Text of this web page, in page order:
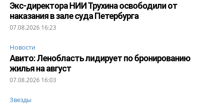
Экс-директора НИИ Трухина освободили от
наказания в зале суда Петербурга
07.08.2026 16:23
Новости
Авито: Ленобласть лидирует по бронированию
жилья на август
07.08.2026 16:03
Звезды